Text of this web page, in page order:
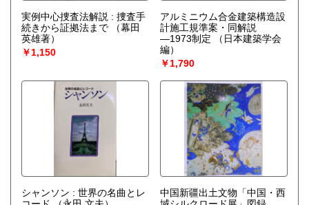
実例中心捜査法解説 : 捜査手
続きから証拠法まで
（幕田
英雄著）
￥1,150
アルミニウム合金建築構造設
計施工規準案・同解説
―1973制定
（日本建築学会
編）
￥1,790
シャンソン : 世界の名曲とレ
中国新疆出土文物「中国・西